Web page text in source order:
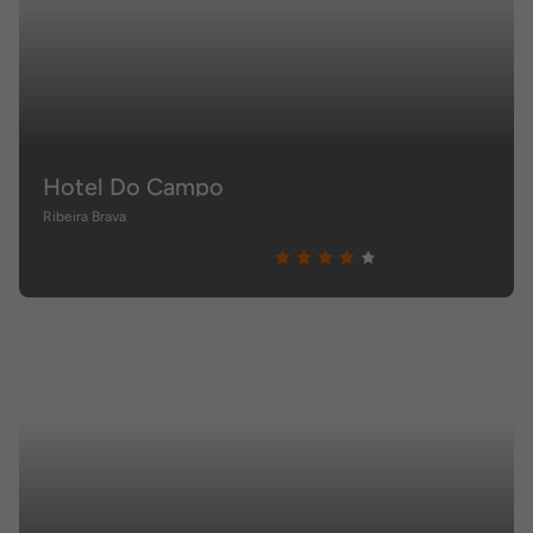
Hotel Do Campo
Ribeira Brava